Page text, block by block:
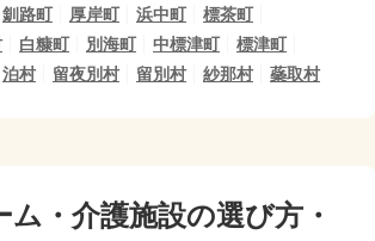
釧路町 厚岸町 浜中町
標茶町
白糠町 別海町 中標津町
標津町
泊村 留夜別村 留別村 紗那村 蘂取村
ム・介護施設の選び方・